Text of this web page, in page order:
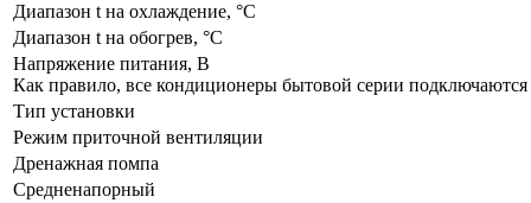
Диапазон t на охлаждение, °С
Диапазон t на обогрев, °С
Напряжение питания, В
Как правило, все кондиционеры бытовой серии подключаются
Тип установки
Режим приточной вентиляции
Дренажная помпа
Средненапорный